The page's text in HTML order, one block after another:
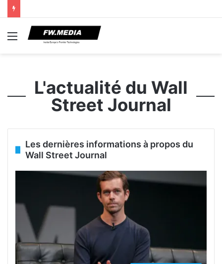
Menu
L'actualité du Wall
Street Journal
Les dernières informations à propos du
Wall Street Journal